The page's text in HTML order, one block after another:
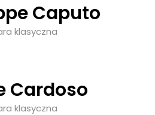
Caputo
klasyczna
Cardoso
klasyczna